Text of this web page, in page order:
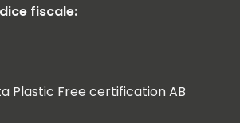
fiscale:
Plastic Free certification AB